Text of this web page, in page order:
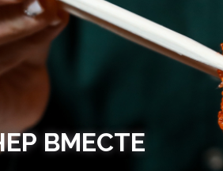
ВМЕСТЕ